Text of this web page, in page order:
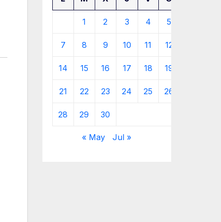
1 2 3 4 5
7 8 9 10 11 12
14 15 16 17 18 19
21 22 23 24 25 26
28 29 30
« May Jul »